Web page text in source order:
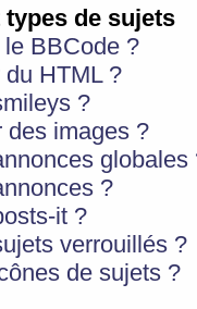
types de sujets
le BBCode ?
HTML ?
?
des images ?
globales
?
it ?
verrouillés ?
de sujets ?